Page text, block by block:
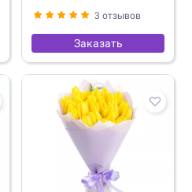
3 отзывов
Заказать